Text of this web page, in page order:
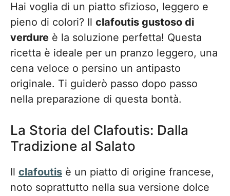
Hai voglia di un piatto sfizioso, leggero e
pieno di colori? Il clafoutis gustoso di
verdure è la soluzione perfetta! Questa
ricetta è ideale per un pranzo leggero, una
cena veloce o persino un antipasto
originale. Ti guiderò passo dopo passo
nella preparazione di questa bontà.
La Storia del Clafoutis: Dalla
Tradizione al Salato
Il clafoutis è un piatto di origine francese,
noto soprattutto nella sua versione dolce